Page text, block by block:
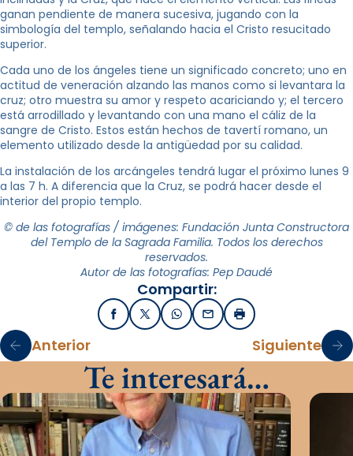
ganan pendiente de manera sucesiva, jugando con la
simbología del templo, señalando hacia el Cristo resucitado
superior.
Cada uno de los ángeles tiene un significado concreto; uno en
actitud de veneración alzando las manos como si levantara la
cruz; otro muestra su amor y respeto acariciando y; el tercero
está arrodillado y levantando con una mano el cáliz de la
sangre de Cristo. Estos están hechos de tavertí romano, un
elemento utilizado desde la antigüedad por su calidad.
La instalación de los arcángeles tendrá lugar el próximo lunes 9
a las 7 h. A diferencia que la Cruz, se podrá hacer desde el
interior del propio templo.
© de las fotografías / imágenes: Fundación Junta Constructora
del Templo de la Sagrada Familia. Todos los derechos
reservados.
Autor de las fotografías: Pep Daudé
Compartir:
FacebookX / TwitterWhatsApp
EmailImprimir
Anterior Siguiente
Te interesará…